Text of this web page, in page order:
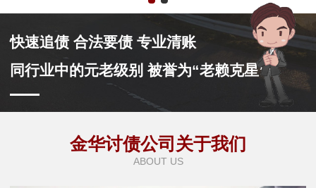
快速追债 合法要债 专业清账
同行业中的元老级别 被誉为“老赖克星”
金华讨债公司关于我们
ABOUT US